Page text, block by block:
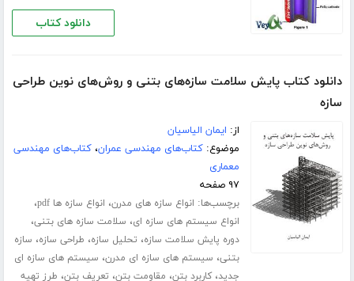
دانلود کتاب
دانلود کتاب پایش سلامت سازه‌های بتنی و روش‌های نوین طراحی
سازه
از: ایمان الیاسیان
موضوع:کتاب‌های مهندسی عمران،کتاب‌های مهندسی
معماری
۹۷ صفحه
برچسب‌ها: انواع سازه های مدرن، انواع سازه ها pdf ،
انواع سیستم های سازه ای، سلامت سازه های بتنی،
دوره پایش سلامت سازه، تحلیل سازه، طراحی سازه، سازه
بتنی، سیستم های سازه ای مدرن، سیستم های سازه ای
جدید،کاربرد بتن، مقاومت بتن، تعریف بتن، طرز تهیه